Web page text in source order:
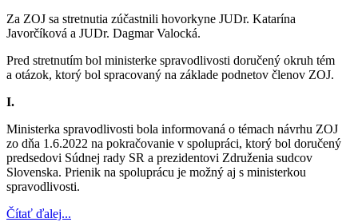
Za ZOJ sa stretnutia zúčastnili hovorkyne JUDr. Katarína
Javorčíková a JUDr. Dagmar Valocká.
Pred stretnutím bol ministerke spravodlivosti doručený okruh tém
a otázok, ktorý bol spracovaný na základe podnetov členov ZOJ.
I.
Ministerka spravodlivosti bola informovaná o témach návrhu ZOJ
zo dňa 1.6.2022 na pokračovanie v spolupráci, ktorý bol doručený
predsedovi Súdnej rady SR a prezidentovi Združenia sudcov
Slovenska. Prienik na spoluprácu je možný aj s ministerkou
spravodlivosti.
Čítať ďalej...